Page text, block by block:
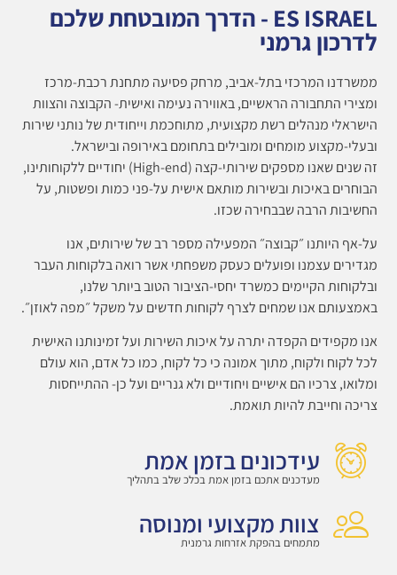
ES ISRAEL - הדרך המובטחת שלכם
לדרכון גרמני
ממשרדנו המרכזי בתל-אביב, מרחק פסיעה מתחנת רכבת-מרכז
ומצירי התחבורה הראשיים, באווירה נעימה ואישית- הקבוצה והצוות
הישראלי מנהלים רשת מקצועית, מתוחכמת וייחודית של נותני שירות
ובעלי-מקצוע מומחים ומובילים בתחומם באירופה ובישראל.
זה שנים שאנו מספקים שירותי-קצה (High-end) יחודיים ללקוחותינו,
הבוחרים באיכות ובשירות מותאם אישית על-פני כמות ופשטות, על
החשיבות הרבה שבבחירה שכזו.
על-אף היותנו ״קבוצה״ המפעילה מספר רב של שירותים, אנו
מגדירים עצמנו ופועלים כעסק משפחתי אשר רואה בלקוחות העבר
ובלקוחות הקיימים כמשרד יחסי-הציבור הטוב ביותר שלנו,
באמצעותם אנו שמחים לצרף לקוחות חדשים על משקל ״מפה לאוזן״.
אנו מקפידים הקפדה יתרה על איכות השירות ועל זמינותנו האישית
לכל לקוח ולקוח, מתוך אמונה כי כל לקוח, כמו כל אדם, הוא עולם
ומלואו, צרכיו הם אישיים ויחודיים ולא גנריים ועל כן- ההתייחסות
צריכה וחייבת להיות תואמת.
עידכונים בזמן אמת
מעדכנים אתכם בזמן אמת בכלכ שלב בתהליך
צוות מקצועי ומנוסה
מתמחים בהפקת אזרחות גרמנית